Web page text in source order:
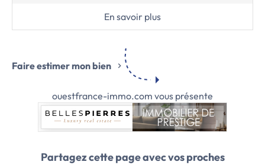
En savoir plus
Faire estimer mon bien
ouestfrance-immo.com vous présente
Partagez cette page avec vos proches